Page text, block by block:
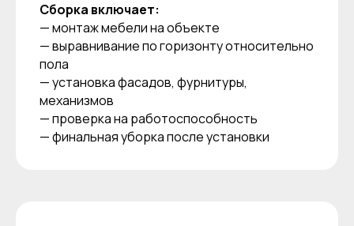
Сборка включает:
— монтаж мебели на объекте
— выравнивание по горизонту относительно
пола
— установка фасадов, фурнитуры,
механизмов
— проверка на работоспособность
— финальная уборка после установки